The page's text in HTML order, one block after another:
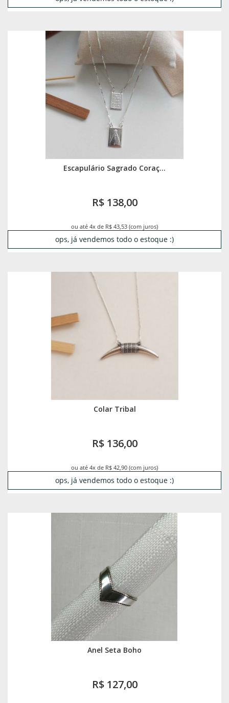
Escapulário Sagrado Coraç...
R$ 138,00
ou até 4x de R$ 43,53 (com juros)
ops, já vendemos todo o estoque :)
Colar Tribal
R$ 136,00
ou até 4x de R$ 42,90 (com juros)
ops, já vendemos todo o estoque :)
Anel Seta Boho
R$ 127,00